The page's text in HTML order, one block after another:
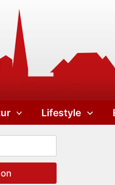
Lifestyle